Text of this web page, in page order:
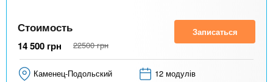
Стоимость
14 500 грн 22500 грн
Записаться
Каменец-Подольский 12 модулів